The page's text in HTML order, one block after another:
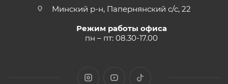
Минский р-н, Папернянский с/с, 22
Режим работы офиса
пн – пт: 08.30-17.00